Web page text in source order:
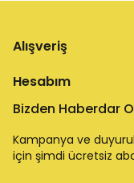
Alışveriş
Hesabım
Bizden Haberdar
Kampanya ve
için şimdi ücretsiz